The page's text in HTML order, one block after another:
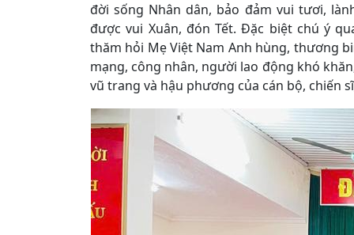
đời sống Nhân dân, bảo đảm vui tươi,
được vui Xuân, đón Tết. Đặc biệt chú ý
thăm hỏi Mẹ Việt Nam Anh hùng, thương
mạng, công nhân, người lao động khó
vũ trang và hậu phương của cán bộ, chiến